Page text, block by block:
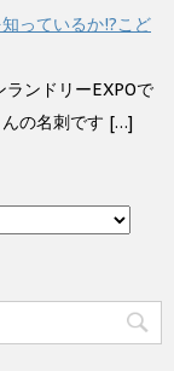
っているか!?こど
ンドリーEXPOで
の名刺です […]